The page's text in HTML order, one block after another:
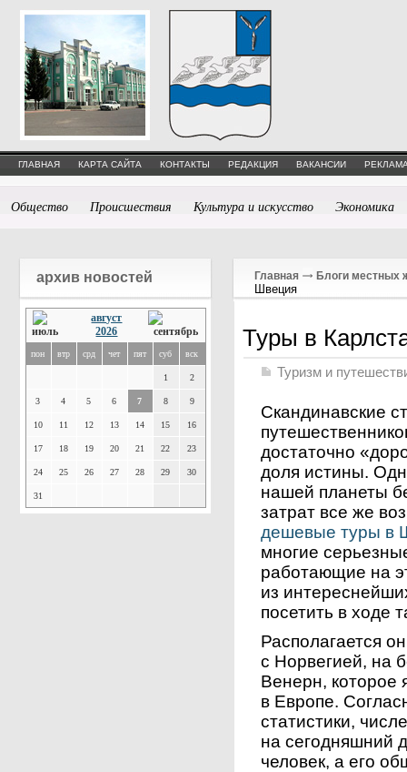
ГЛАВНАЯ КАРТА САЙТА КОНТАКТЫ РЕДАКЦИЯ ВАКАНСИИ
Общество Происшествия Культура и искусство Экономика
архив новостей
август
2026
пон втр срд чет пят суб вск
1 2
3 4 5 6 7 8 9
10 11 12 13 14 15 16
17 18 19 20 21 22 23
24 25 26 27 28 29 30
31
Главная Блоги местных
Швеция
Туры в
Туризм и
Скандинавские
достаточно
доля истины.
нашей планеты
затрат все же
дешевые туры в
многие
работающие на
из
посетить в ходе
Располагается
с Норвегией, на
Венерн, которое
в Европе.
статистики,
на сегодняшний
человек, а его